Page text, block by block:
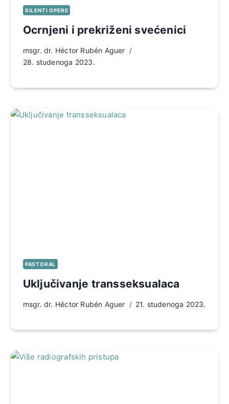
SILENTI OPERE
Ocrnjeni i prekriženi svećenici
msgr. dr. Héctor Rubén Aguer
28. studenoga 2023.
PASTORAL
Uključivanje transseksualaca
msgr. dr. Héctor Rubén Aguer 21. studenoga 2023.